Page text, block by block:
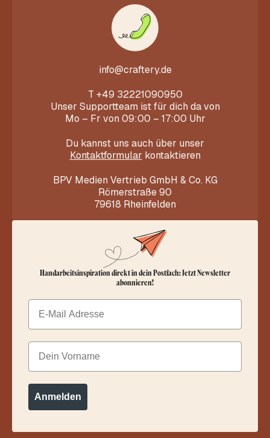
info@craftery.de
T +49 32221090950
Unser Supportteam ist für dich da von
Mo – Fr von 09:00 – 17:00 Uhr
Du kannst uns auch über unser
Kontaktformular kontaktieren
BPV Medien Vertrieb GmbH & Co. KG
Römerstraße 90
79618 Rheinfelden
Handarbeitsinspiration direkt in dein Postfach: Jetzt Newsletter
abonnieren!
Email
Dein Vorname
Anmelden